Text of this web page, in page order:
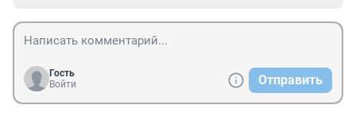
Гость
Войти
Отправить